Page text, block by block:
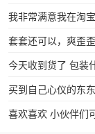
我非常满意我在淘
套套还可以，爽歪
今天收到货了 包装
买到自己心仪的东
喜欢喜欢 小伙伴们